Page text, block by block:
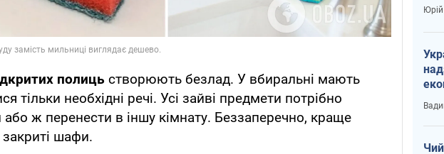
полиць створюють безлад. У вбиральні мають
тільки необхідні речі. Усі зайві предмети потрібно
або ж перенести в іншу кімнату. Беззаперечно, краще
закриті шафи.